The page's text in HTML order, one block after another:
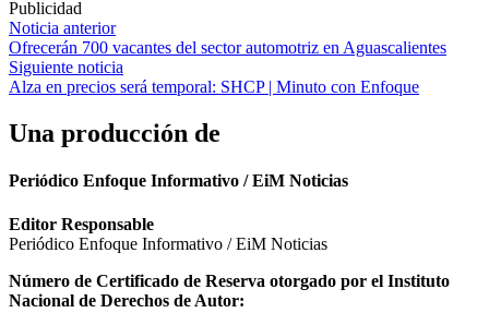
Publicidad
Navegación
de
entradas
Noticia anterior
Ofrecerán 700 vacantes del sector automotriz en Aguascalientes
Siguiente noticia
Alza en precios será temporal: SHCP | Minuto con Enfoque
Una producción de
Periódico Enfoque Informativo / EiM Noticias
Editor Responsable
Periódico Enfoque Informativo / EiM Noticias
Número de Certificado de Reserva otorgado por el Instituto
Nacional de Derechos de Autor: